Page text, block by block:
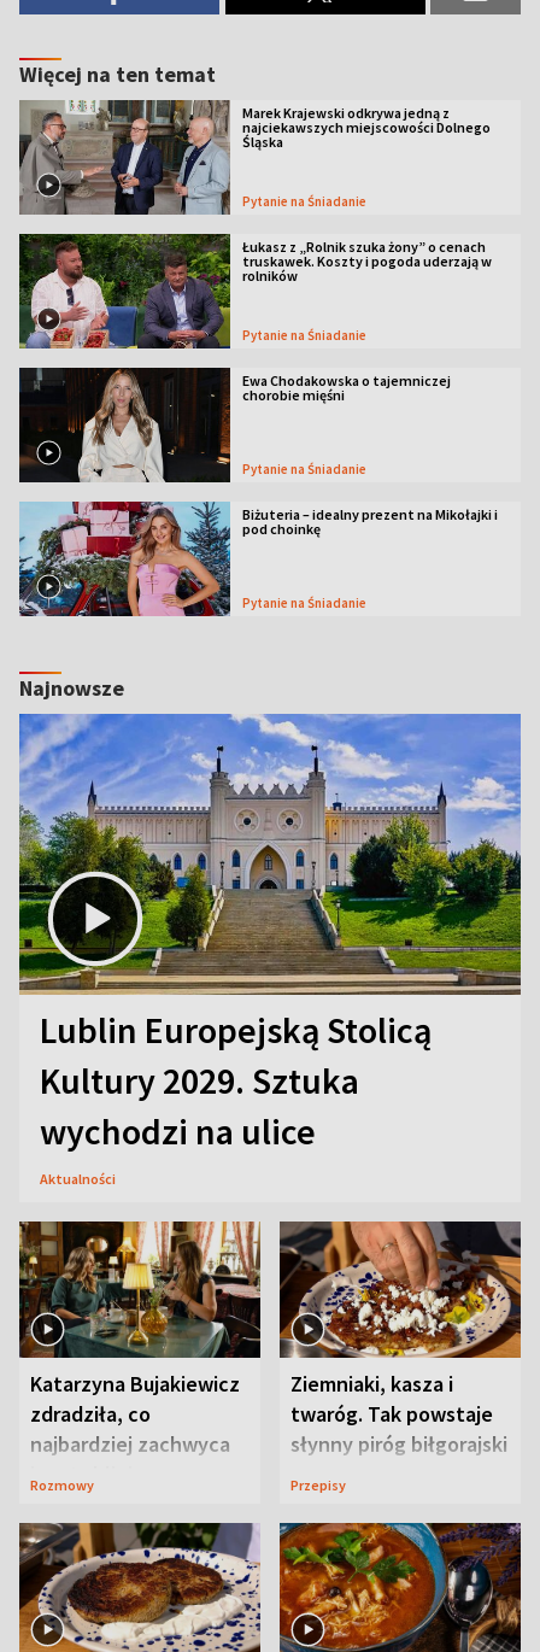
Więcej na ten temat
Marek Krajewski odkrywa jedną z
najciekawszych miejscowości Dolnego
Śląska
Pytanie na Śniadanie
Łukasz z „Rolnik szuka żony” o cenach
truskawek. Koszty i pogoda uderzają w
rolników
Pytanie na Śniadanie
Ewa Chodakowska o tajemniczej
chorobie mięśni
Pytanie na Śniadanie
Biżuteria – idealny prezent na Mikołajki i
pod choinkę
Pytanie na Śniadanie
Najnowsze
Lublin Europejską Stolicą
Kultury 2029. Sztuka
wychodzi na ulice
Aktualności
Katarzyna Bujakiewicz
zdradziła, co
najbardziej zachwyca
ją w Lublinie
Rozmowy
Ziemniaki, kasza i
twaróg. Tak powstaje
słynny piróg biłgorajski
Przepisy